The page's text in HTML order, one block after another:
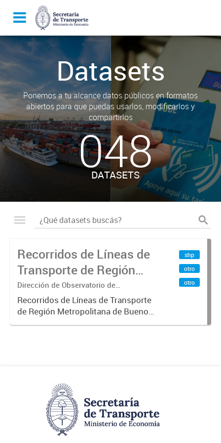
Datasets
Ponemos a tu alcance datos públicos en formatos
abiertos para que puedas usarlos, modificarlos y
compartirlos
048
DATASETS
Recorridos de Líneas de
Transporte de Región
Metropolitana de
Buenos Aires (RMBA)
Dirección de Observatorio de
Transporte, Estudio y Sistemas
Recorridos de Líneas de Transporte
de Región Metropolitana de Buenos
Aires (RMBA).-
shp
otro
otro